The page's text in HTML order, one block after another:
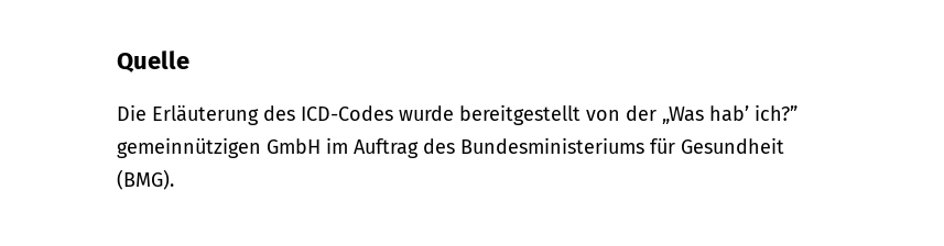
Quelle
Die Erläuterung des ICD-Codes wurde bereitgestellt von der „Was hab’ ich?”
gemeinnützigen GmbH im Auftrag des Bundesministeriums für Gesundheit
(BMG).